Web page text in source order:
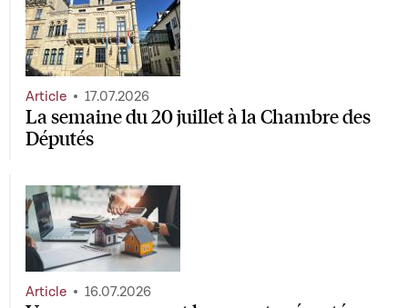
La semaine du 20 juillet à la Chambre des
Députés
Article 17.07.2026
Article 16.07.2026